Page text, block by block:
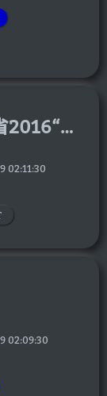
HFUT 1360.单身晚会(安徽省2016“京胜杯”程序设计大赛 H)
02:11:30
02:09:30